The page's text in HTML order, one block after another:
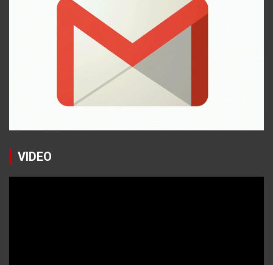
VIDEO